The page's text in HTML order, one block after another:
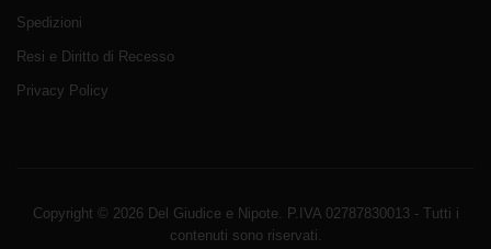
Spedizioni
Resi e Diritto di Recesso
Privacy Policy
Copyright © 2026 Del Giudice e Nipote. P.IVA 02787830013 - Tutti i
contenuti sono riservati.